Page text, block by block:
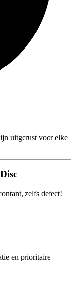
uitgerust voor elke
zelfs defect!
en prioritaire